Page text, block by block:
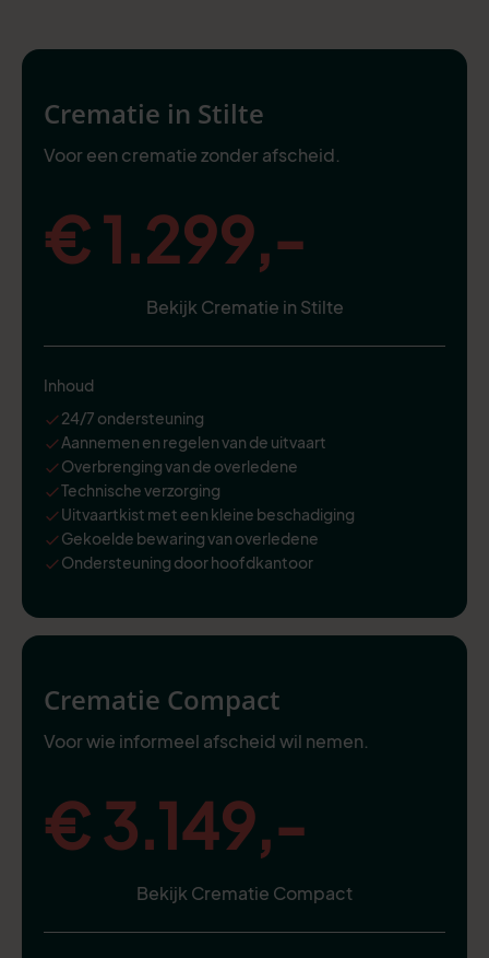
Crematie in Stilte
Voor een crematie zonder afscheid.
€ 1.299,-
Bekijk Crematie in Stilte
Inhoud
24/7 ondersteuning
Aannemen en regelen van de uitvaart
Overbrenging van de overledene
Technische verzorging
Uitvaartkist met een kleine beschadiging
Gekoelde bewaring van overledene
Ondersteuning door hoofdkantoor
Crematie Compact
Voor wie informeel afscheid wil nemen.
€ 3.149,-
Bekijk Crematie Compact